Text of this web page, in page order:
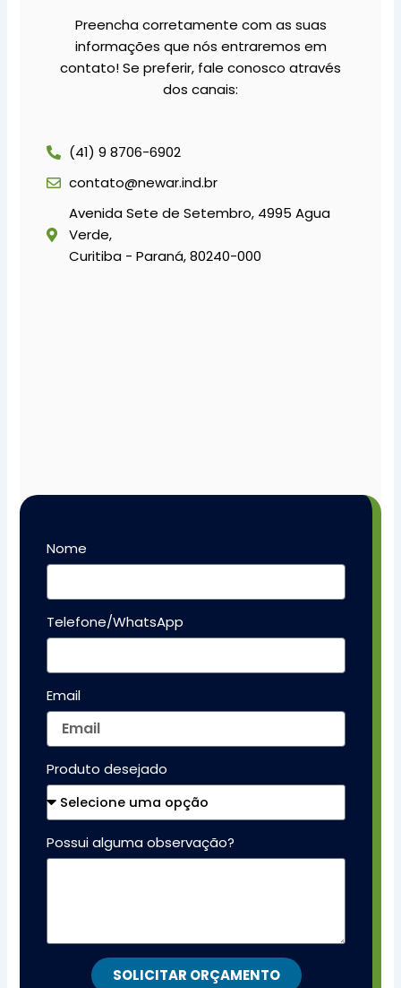
Preencha corretamente com as suas
informações que nós entraremos em
contato! Se preferir, fale conosco através
dos canais:
(41) 9 8706-6902
contato@newar.ind.br
Avenida Sete de Setembro, 4995 Agua
Verde,
Curitiba - Paraná, 80240-000
Nome
Telefone/WhatsApp
Email
Produto desejado
Possui alguma observação?
SOLICITAR ORÇAMENTO